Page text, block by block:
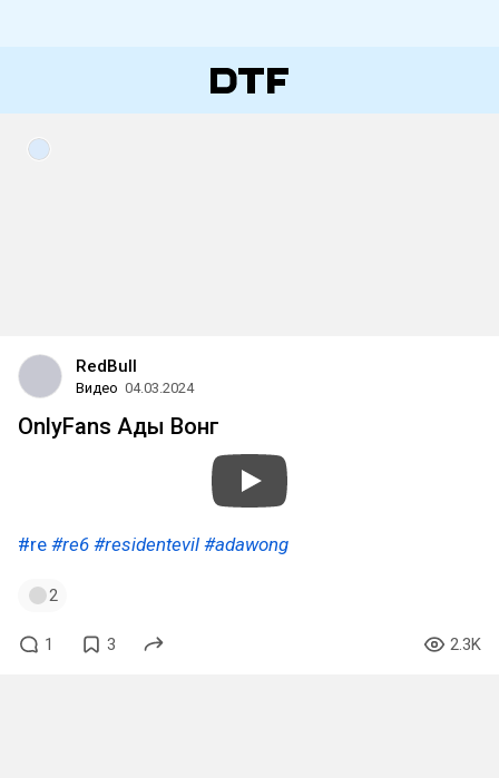
RedBull
Видео 04.03.2024
OnlyFans Ады Вонг
#re #re6 #residentevil #adawong
2
1 3 2.3K